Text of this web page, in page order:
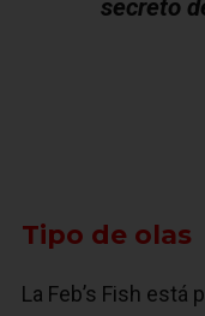
secreto
Tipo de olas
La Feb’s Fish